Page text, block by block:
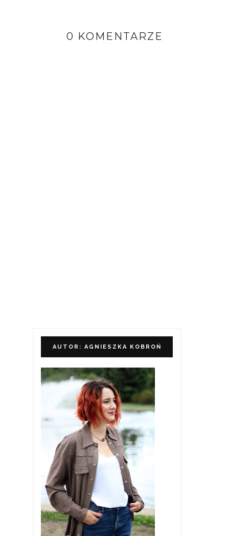
0 KOMENTARZE
AUTOR: AGNIESZKA KOBROŃ